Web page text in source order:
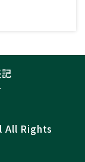
All Rights